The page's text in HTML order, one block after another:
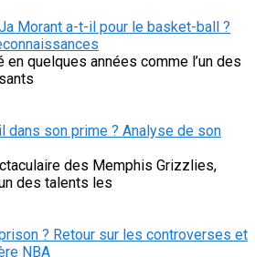
Morant a-t-il pour le basket-ball ?
quelques années comme l’un des
dans son prime ? Analyse de son
des Memphis Grizzlies,
des talents les
? Retour sur les controverses et
NBA